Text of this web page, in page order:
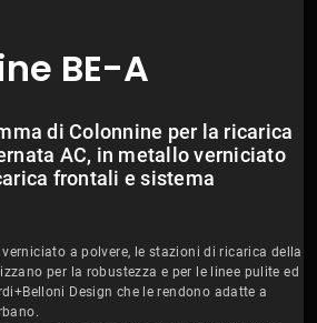
BE-A
di Colonnine per la ricarica
AC, in metallo verniciato
frontali e sistema
a polvere, le stazioni di ricarica della
per la robustezza e per le linee pulite ed
Design che le rendono adatte a